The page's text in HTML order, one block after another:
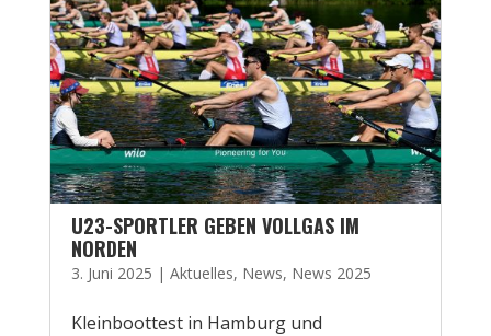
U23-SPORTLER GEBEN VOLLGAS IM
NORDEN
3. Juni 2025 | Aktuelles, News, News 2025
Kleinboottest in Hamburg und